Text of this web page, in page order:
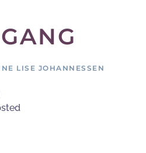
LISE JOHANNESSEN